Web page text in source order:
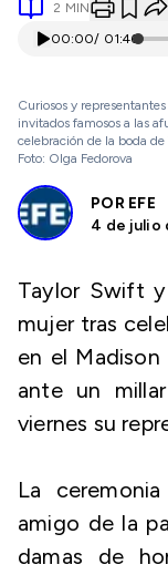
2 MIN
00:00/ 01:46
Curiosos y
invitados famosos a las
celebración de la boda de
Foto: Olga Fedorova
POR EFE
4 de julio
Taylor Swift
mujer tras
en el Madison
ante un
viernes su
La
amigo de la
damas de